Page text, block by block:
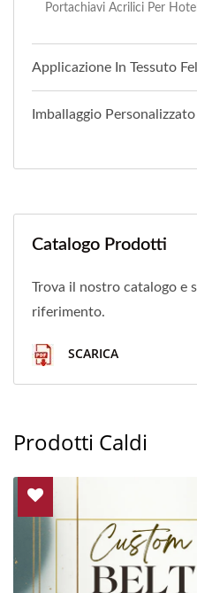
Portachiavi Acrilici Per Hotel
Applicazione In Tessuto
Imballaggio Personalizzato
Catalogo Prodotti
Trova il nostro catalogo e
riferimento.
SCARICA
Prodotti Caldi